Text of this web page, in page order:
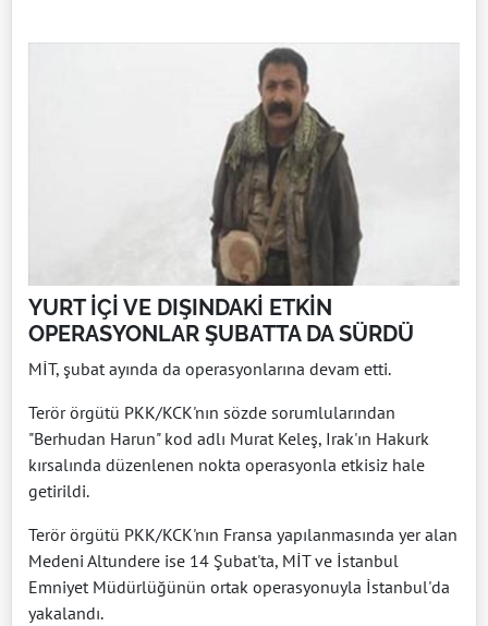
YURT İÇİ VE DIŞINDAKİ ETKİN
OPERASYONLAR ŞUBATTA DA SÜRDÜ
MİT, şubat ayında da operasyonlarına devam etti.
Terör örgütü PKK/KCK'nın sözde sorumlularından
"Berhudan Harun" kod adlı Murat Keleş, Irak'ın Hakurk
kırsalında düzenlenen nokta operasyonla etkisiz hale
getirildi.
Terör örgütü PKK/KCK'nın Fransa yapılanmasında yer alan
Medeni Altundere ise 14 Şubat'ta, MİT ve İstanbul
Emniyet Müdürlüğünün ortak operasyonuyla İstanbul'da
yakalandı.